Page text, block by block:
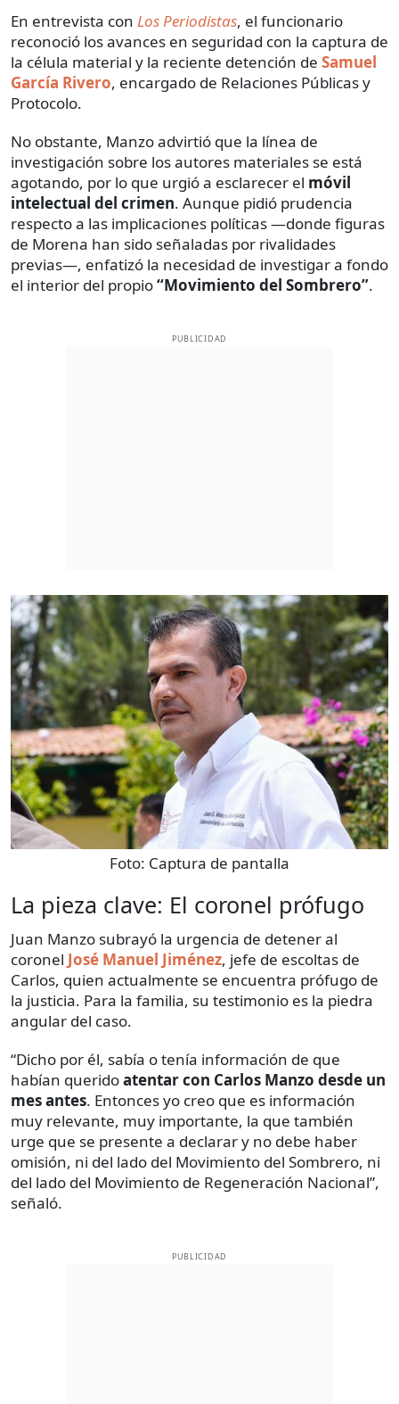
En entrevista con Los Periodistas, el funcionario
reconoció los avances en seguridad con la captura de
la célula material y la reciente detención de Samuel
García Rivero, encargado de Relaciones Públicas y
Protocolo.
No obstante, Manzo advirtió que la línea de
investigación sobre los autores materiales se está
agotando, por lo que urgió a esclarecer el móvil
intelectual del crimen. Aunque pidió prudencia
respecto a las implicaciones políticas —donde figuras
de Morena han sido señaladas por rivalidades
previas—, enfatizó la necesidad de investigar a fondo
el interior del propio“Movimiento del Sombrero”.
PUBLICIDAD
Foto: Captura de pantalla
La pieza clave: El coronel prófugo
Juan Manzo subrayó la urgencia de detener al
coronel José Manuel Jiménez, jefe de escoltas de
Carlos, quien actualmente se encuentra prófugo de
la justicia. Para la familia, su testimonio es la piedra
angular del caso.
“Dicho por él, sabía o tenía información de que
habían queridoatentar con Carlos Manzo desde un
mes antes. Entonces yo creo que es información
muy relevante, muy importante, la que también
urge que se presente a declarar y no debe haber
omisión, ni del lado del Movimiento del Sombrero, ni
del lado del Movimiento de Regeneración Nacional”,
señaló.
PUBLICIDAD